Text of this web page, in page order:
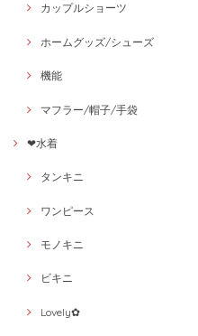
カップルショーツ
ホームグッズ/シューズ
機能
マフラー/帽子/手袋
❤水着
タンキニ
ワンピース
モノキニ
ビキニ
Lovely✿